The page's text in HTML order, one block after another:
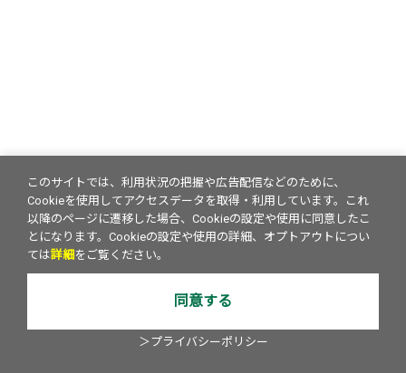
このサイトでは、利用状況の把握や広告配信などのために、
Cookieを使用してアクセスデータを取得・利用しています。これ
以降のページに遷移した場合、Cookieの設定や使用に同意したこ
とになります。Cookieの設定や使用の詳細、オプトアウトについ
ては詳細 をご覧ください。
同意する
＞プライバシーポリシー